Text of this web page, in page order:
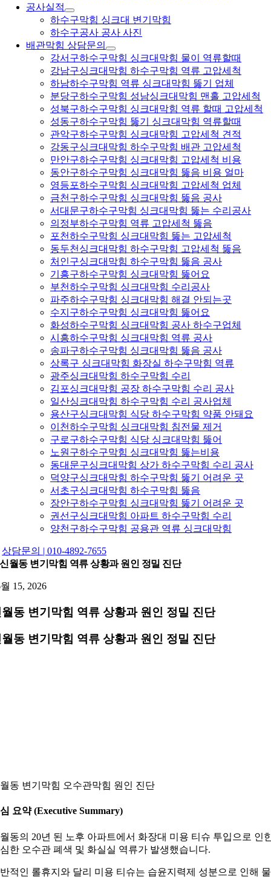
공사실적
하수구막힘 싱크대 변기막힘
하수구공사 공사 사진
배관막힘 상담문의
강서구하수구막힘 싱크대막힘 물이 역류할때
강남구싱크대막힘 하수구막힘 역류 고압세척
하남하수구막힘 역류 싱크대막힘 뚫기 업체
분당구하수구막힘 성남싱크대막힘 맨홀 고압세척
성북구하수구막힘 싱크대막힘 역류 할때 고압세척
성동구하수구막힘 뚫기 싱크대막힘 역류할때
관악구하수구막힘 싱크대막힘 고압세척 견적
강동구싱크대막힘 하수구막힘 배관 고압세척
만안구하수구막힘 싱크대막힘 고압세척 비용
동안구하수구막힘 싱크대막힘 뚫음 비용 얼마
영등포하수구막힘 싱크대막힘 고압세척 업체
금천구하수구막힘 싱크대막힘 뚫음 공사
서대문구하수구막힘 싱크대막힘 뚫는 수리공사
의정부하수구막힘 역류 고압세척 뚫음
포천하수구막힘 싱크대막힘 뚫는 고압세척
동두천싱크대막힘 하수구막힘 고압세척 뚫음
처인구싱크대막힘 하수구막힘 뚫음 공사
기흥구하수구막힘 싱크대막힘 뚫어요
부천하수구막힘 싱크대막힘 수리공사
파주하수구막힘 싱크대막힘 해결 안되는곳
수지구하수구막힘 싱크대막힘 뚫어요
화성하수구막힘 싱크대막힘 공사 하수구업체
시흥하수구막힘 싱크대막힘 역류 공사
송파구하수구막힘 싱크대막힘 뚫음 공사
상록구 싱크대막힘 화장실 하수구막힘 역류
광주싱크대막힘 하수구막힘 수리
김포싱크대막힘 공장 하수구막힘 수리 공사
일산싱크대막힘 하수구막힘 수리 공사업체
용산구싱크대막힘 식당 하수구막힘 약품 안돼요
이천하수구막힘 싱크대막힘 침전물 제거
구로구하수구막힘 식당 싱크대막힘 뚫어
노원구하수구막힘 싱크대막힘 뚫는비용
동대문구싱크대막힘 상가 하수구막힘 수리 공사
덕양구싱크대막힘 하수구막힘 뚫기 어려운 곳
서초구싱크대막힘 하수구막힘 뚫음
장안구하수구막힘 싱크대막힘 뚫기 어려운 곳
권선구싱크대막힘 아파트 하수구막힘 수리
양천구하수구막힘 공용관 역류 싱크대막힘
상담문의 | 010-4892-7655
신월동 변기막힘 역류 상황과 원인 정밀 진단
15, 2026
동 변기막힘 역류 상황과 원인 정밀 진단
동 변기막힘 역류 상황과 원인 정밀 진단
동 변기막힘 오수관막힘 원인 진단
요약 (Executive Summary)
동의 20년 된 노후 아파트에서 화장대 미용 티슈 투입으로 인
한 오수관 폐색 및 화실실 역류가 발생했습니다.
적인 롤휴지와 달리 미용 티슈는 습윤지력제 성분으로 인해